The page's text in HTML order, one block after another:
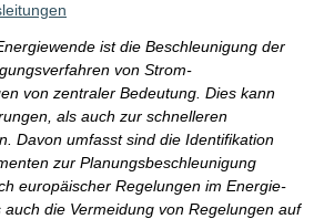
ist die Beschleunigung der
von Strom-
von zentraler Bedeutung. Dies kann
als auch zur schnelleren
Davon umfasst sind die Identifikation
zur Planungsbeschleunigung
europäischer Regelungen im Energie-
die Vermeidung von Regelungen auf